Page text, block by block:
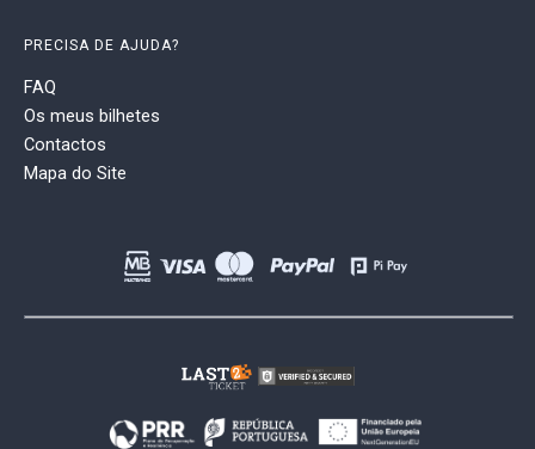
PRECISA DE AJUDA?
FAQ
Os meus bilhetes
Contactos
Mapa do Site